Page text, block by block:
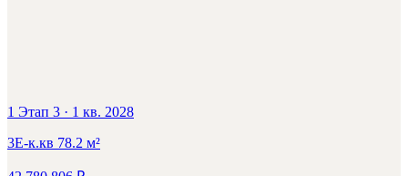
1 Этап 3 · 1 кв. 2028
3Е-к.кв 78.2 м²